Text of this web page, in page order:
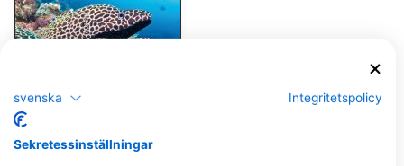
Alamy-WaterFrame
svenska Integritetspolicy
Sekretessinställningar